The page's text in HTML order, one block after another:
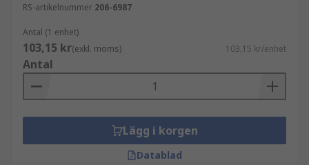
RS-artikelnummer 206-6987
Antal (1 enhet)
103,15 kr(exkl. moms) 103,15 kr/enhet
Antal
Lägg i korgen
Datablad